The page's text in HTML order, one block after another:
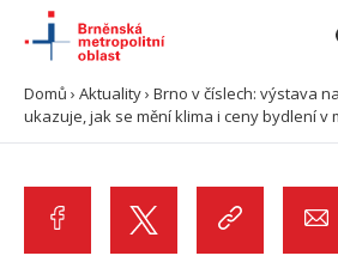
Domů › Aktuality› Brno v číslech: výstava
ukazuje, jak se mění klima i ceny bydlení v
Úvod
O BMO